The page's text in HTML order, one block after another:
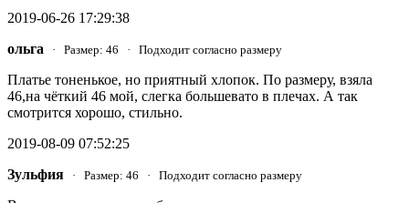
2019-06-26 17:29:38
ольга · Размер: 46 · Подходит согласно размеру
Платье тоненькое, но приятный хлопок. По размеру, взяла
46,на чёткий 46 мой, слегка большевато в плечах. А так
смотрится хорошо, стильно.
2019-08-09 07:52:25
Зульфия · Размер: 46 · Подходит согласно размеру